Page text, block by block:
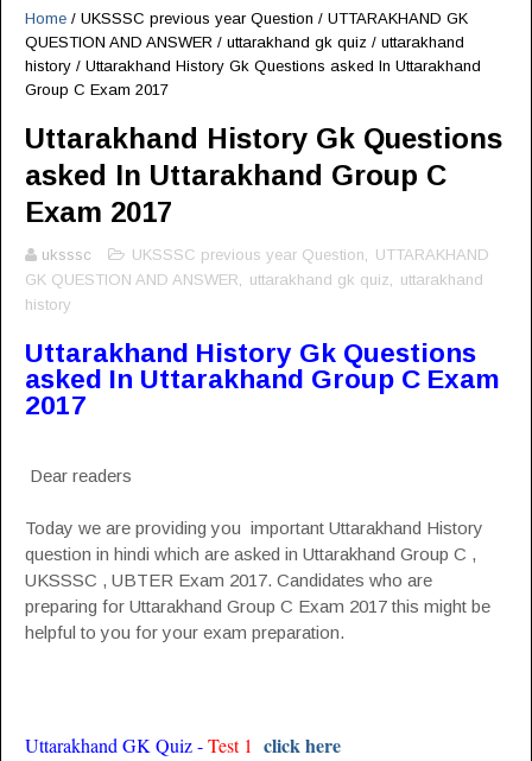
Home / UKSSSC previous year Question / UTTARAKHAND GK
QUESTION AND ANSWER / uttarakhand gk quiz / uttarakhand
history / Uttarakhand History Gk Questions asked In Uttarakhand
Group C Exam 2017
Uttarakhand History Gk Questions
asked In Uttarakhand Group C
Exam 2017
uksssc UKSSSC previous year Question
UTTARAKHAND
GK QUESTION AND ANSWER
uttarakhand gk quiz
uttarakhand
history
Uttarakhand History Gk Questions
asked In Uttarakhand Group C Exam
2017
Dear readers
Today we are providing you important Uttarakhand History
question in hindi which are asked in Uttarakhand Group C ,
UKSSSC , UBTER Exam 2017. Candidates who are
preparing for Uttarakhand Group C Exam 2017 this might be
helpful to you for your exam preparation.
Uttarakhand GK Quiz -Test 1 click here